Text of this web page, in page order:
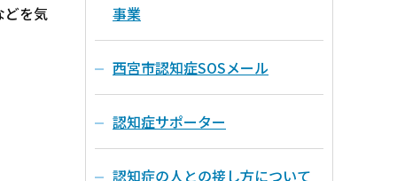
どを気
事業
西宮市認知症SOSメール
認知症サポーター
認知症の人との接し方について